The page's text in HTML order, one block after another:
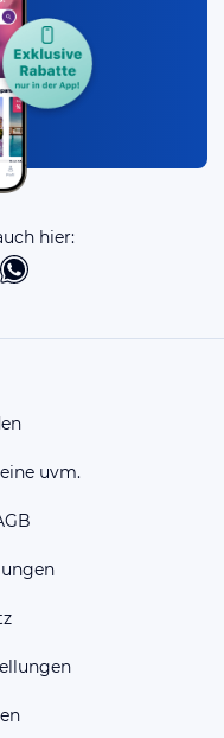
hier:
uvm.